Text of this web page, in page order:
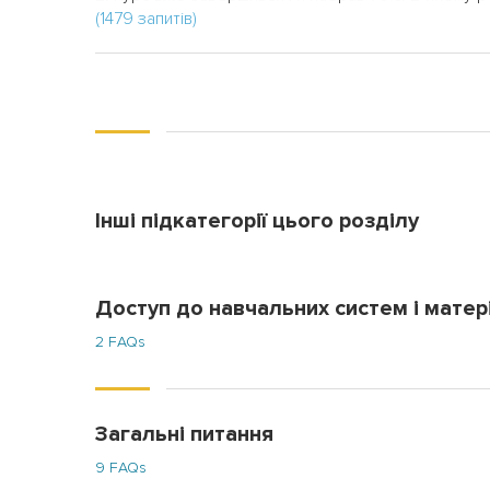
(1479 запитів)
Інші підкатегорії цього розділу
Доступ до навчальних систем і
2 FAQs
Загальні питання
9 FAQs